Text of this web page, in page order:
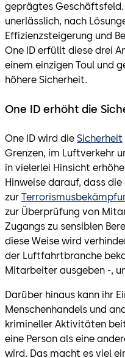
geprägtes
unerlässlich, nach
Effizienzsteigerung und
One ID erfüllt diese drei
einem einzigen Toul und
höhere Sicherheit.
One ID erhöht die
One ID wird die Sicherheit
Grenzen, im Luftverkehr
in vielerlei Hinsicht
Hinweise darauf, dass
zur
zur Überprüfung von
Zugangs zu sensiblen
diese Weise wird
der Luftfahrtbranche
Mitarbeiter ausgeben -,
Darüber hinaus kann ihr
Menschenhandels und
krimineller Aktivitäten
eine Person als eine
wird. Das macht es viel